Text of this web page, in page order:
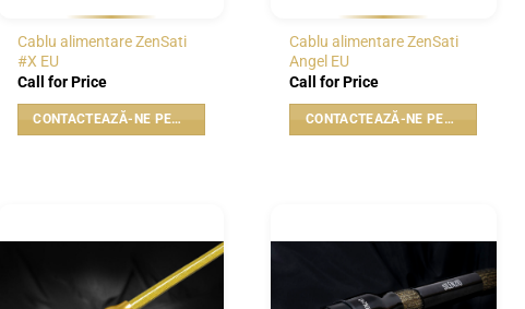
Cablu alimentare ZenSati
#X EU
Call for Price
CONTACTEAZĂ-NE PENTRU PREȚ
Cablu alimentare ZenSati
Angel EU
Call for Price
CONTACTEAZĂ-NE PENTRU PREȚ
WISHLIST